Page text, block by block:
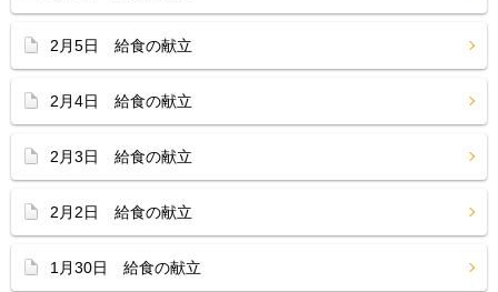
2月5日 給食の献立
2月4日 給食の献立
2月3日 給食の献立
2月2日 給食の献立
1月30日 給食の献立